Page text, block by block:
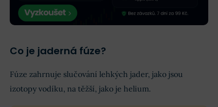
Co je jaderná fúze?
Fúze zahrnuje slučování lehkých jader, jako jsou
izotopy vodíku, na těžší, jako je helium.